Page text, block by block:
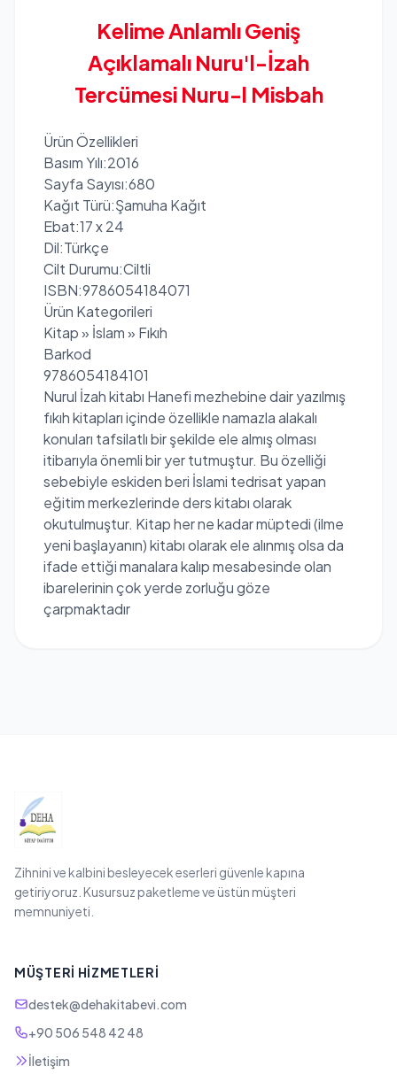
Kelime Anlamlı Geniş
Açıklamalı Nuru'l-İzah
Tercümesi Nuru-l Misbah
Ürün Özellikleri
Basım Yılı:2016
Sayfa Sayısı:680
Kağıt Türü:Şamuha Kağıt
Ebat:17 x 24
Dil:Türkçe
Cilt Durumu:Ciltli
ISBN:9786054184071
Ürün Kategorileri
Kitap » İslam » Fıkıh
Barkod
9786054184101
Nurul İzah kitabı Hanefi mezhebine dair yazılmış
fıkıh kitapları içinde özellikle namazla alakalı
konuları tafsilatlı bir şekilde ele almış olması
itibarıyla önemli bir yer tutmuştur. Bu özelliği
sebebiyle eskiden beri İslami tedrisat yapan
eğitim merkezlerinde ders kitabı olarak
okutulmuştur. Kitap her ne kadar müptedi (ilme
yeni başlayanın) kitabı olarak ele alınmış olsa da
ifade ettiği manalara kalıp mesabesinde olan
ibarelerinin çok yerde zorluğu göze
çarpmaktadır
Zihnini ve kalbini besleyecek eserleri güvenle kapına
getiriyoruz. Kusursuz paketleme ve üstün müşteri
memnuniyeti.
MÜŞTERI HIZMETLERI
destek@dehakitabevi.com
+90 506 548 42 48
İletişim